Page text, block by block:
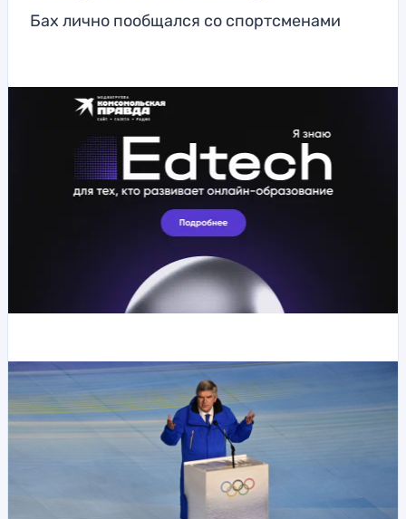
Бах лично пообщался со спортсменами